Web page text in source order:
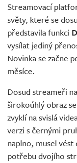
Streamovací
světy, které se
představila funkci
vysílat jediný
Novinka se začne
měsíce.
Dosud streameři
širokoúhlý obraz
zvyklí na svislá
verzi s černými
naplno, musel
potřebu dvojího